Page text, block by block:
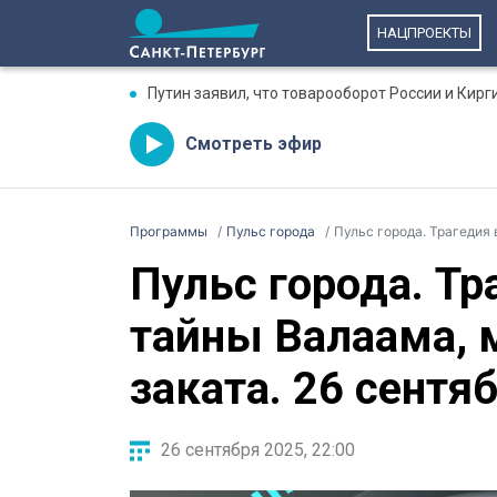
НАЦПРОЕКТЫ
Путин заявил, что товарооборот России и
Смотреть эфир
Программы Пульс города Пульс города. Трагедия в
Пульс города.
тайны Валаама,
заката. 26
26 сентября 2025, 22:00